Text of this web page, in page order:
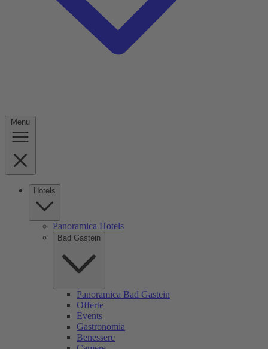
Menu
Hotels
Panoramica Hotels
Bad Gastein
Panoramica Bad Gastein
Offerte
Events
Gastronomia
Benessere